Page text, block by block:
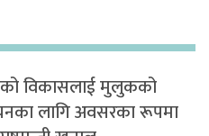
विकासलाई मुलुकको
लागि अवसरका रूपमा